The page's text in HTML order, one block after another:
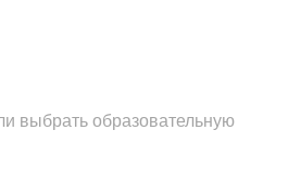
выбрать образовательную